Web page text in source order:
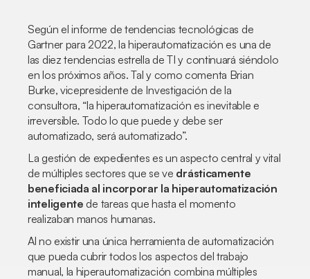
Según el informe de tendencias tecnológicas de
Gartner para 2022, la hiperautomatización es una de
las diez tendencias estrella de TI y continuará siéndolo
en los próximos años. Tal y como comenta Brian
Burke, vicepresidente de Investigación de la
consultora, “la hiperautomatización es inevitable e
irreversible. Todo lo que puede y debe ser
automatizado, será automatizado”.
La gestión de expedientes es un aspecto central y vital
de múltiples sectores que se ve drásticamente
beneficiada al incorporar la hiperautomatización
inteligente de tareas que hasta el momento
realizaban manos humanas.
Al no existir una única herramienta de automatización
que pueda cubrir todos los aspectos del trabajo
manual, la hiperautomatización combina múltiples